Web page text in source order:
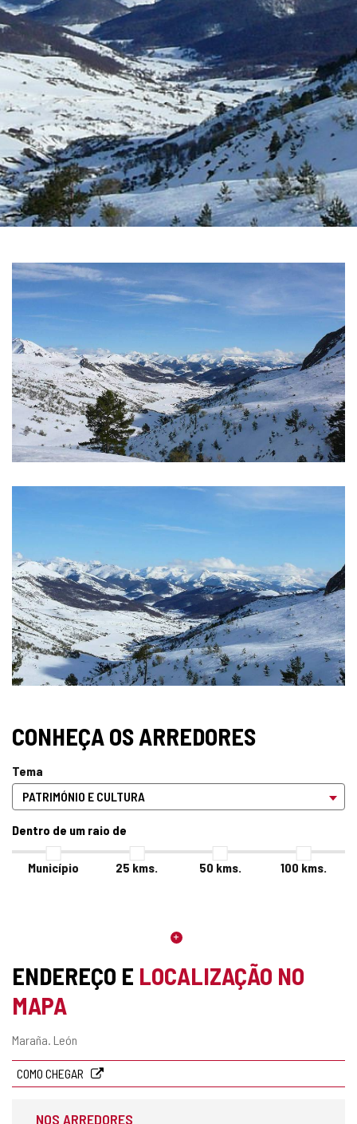
GALERIA
DE
IMAGENS
CONHEÇA OS ARREDORES
Tema
Dentro de um raio de
Município 25 kms. 50 kms. 100 kms.
ENDEREÇO E LOCALIZAÇÃO NO
MAPA
Endereço
Maraña. León
COMO CHEGAR
NOS ARREDORES